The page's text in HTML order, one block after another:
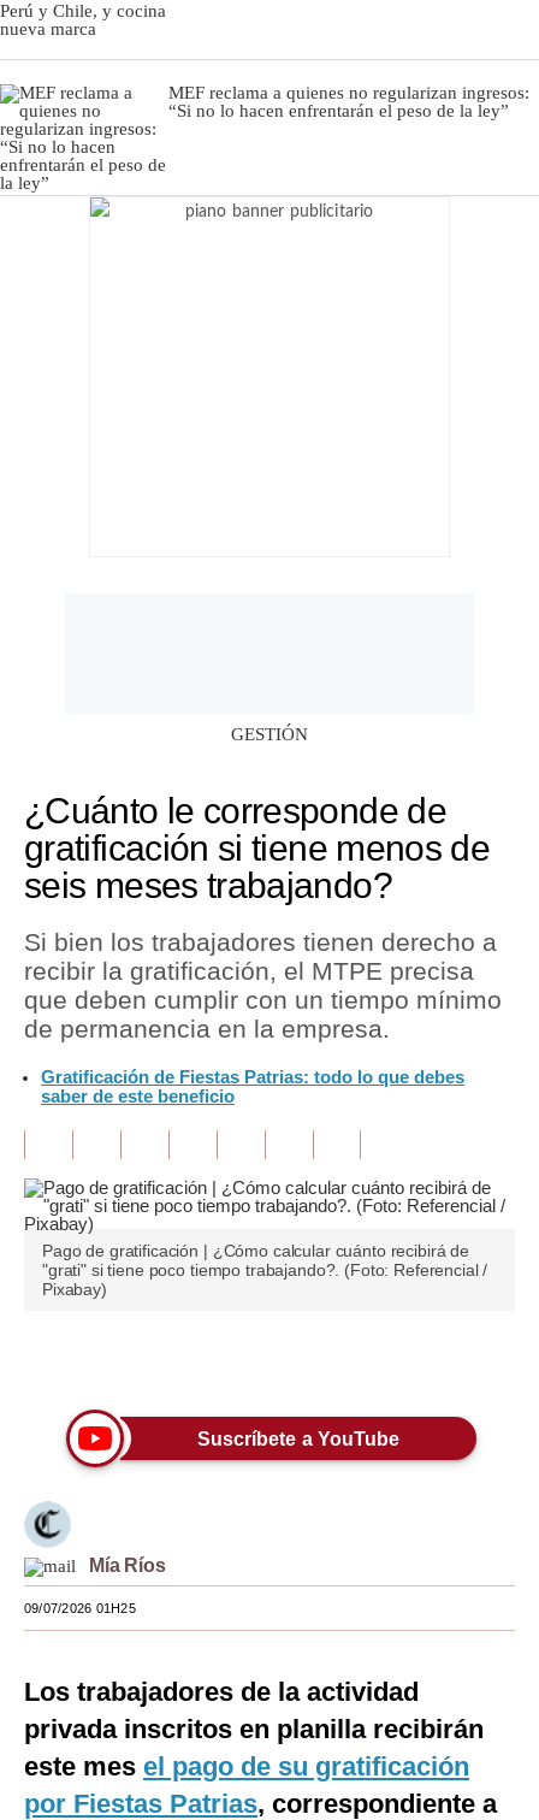
MEF reclama a quienes no regularizan ingresos:
“Si no lo hacen enfrentarán el peso de la ley”